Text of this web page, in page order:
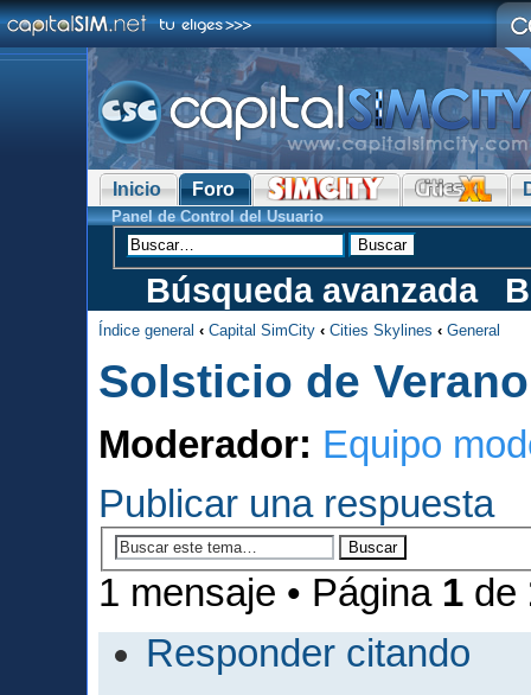
Inicio Foro
Panel de Control del Usuario
Búsqueda avanzada
Índice general ‹ Capital SimCity ‹ Cities Skylines ‹ General
Solsticio de
Moderador: Equipo
Publicar una respuesta
1 mensaje • Página 1 de
Responder citando